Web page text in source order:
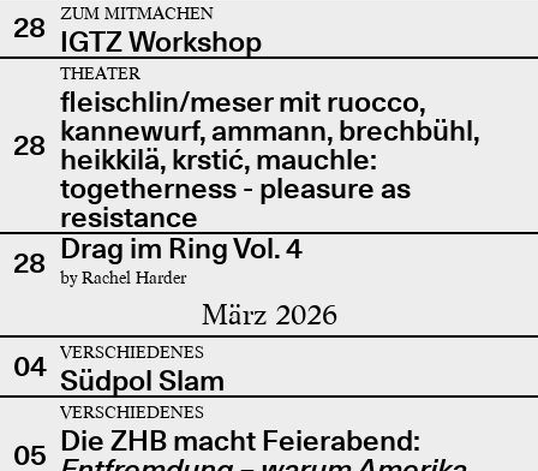
28
ZUM MITMACHEN
IGTZ Workshop
28
THEATER
fleischlin/meser mit ruocco,
kannewurf, ammann, brechbühl,
heikkilä, krstić, mauchle:
togetherness - pleasure as
resistance
28 Drag im Ring Vol. 4
by Rachel Harder
März 2026
04 VERSCHIEDENES
Südpol Slam
05
VERSCHIEDENES
Die ZHB macht Feierabend: